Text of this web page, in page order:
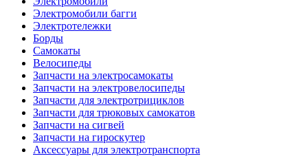
Электромобили багги
Электротележки
Борды
Самокаты
Велосипеды
Запчасти на электросамокаты
Запчасти на электровелосипеды
Запчасти для электротрициклов
Запчасти для трюковых самокатов
Запчасти на сигвей
Запчасти на гироскутер
Аксессуары для электротранспорта